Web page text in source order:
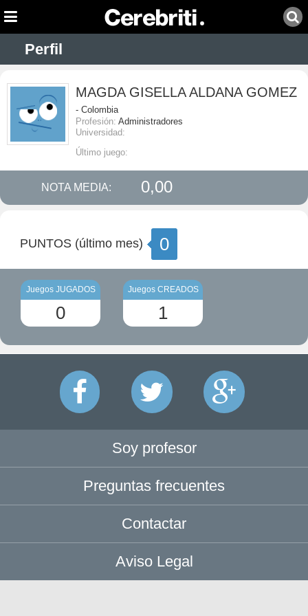
Perfil
MAGDA GISELLA ALDANA GOMEZ
- Colombia
Profesión: Administradores
Universidad:
Último juego:
NOTA MEDIA: 0,00
PUNTOS (último mes) 0
Juegos JUGADOS
0
Juegos CREADOS
1
Soy profesor
Preguntas frecuentes
Contactar
Aviso Legal